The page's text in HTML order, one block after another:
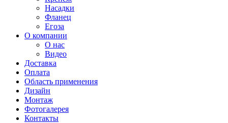
Насадки
Фланец
Егоза
О компании
О нас
Видео
Доставка
Оплата
Область применения
Дизайн
Монтаж
Фотогалерея
Контакты